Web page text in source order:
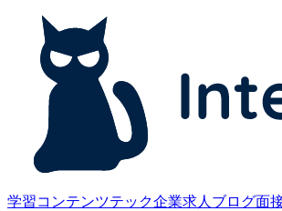
学習コンテンツテック企業求人 ブログ面